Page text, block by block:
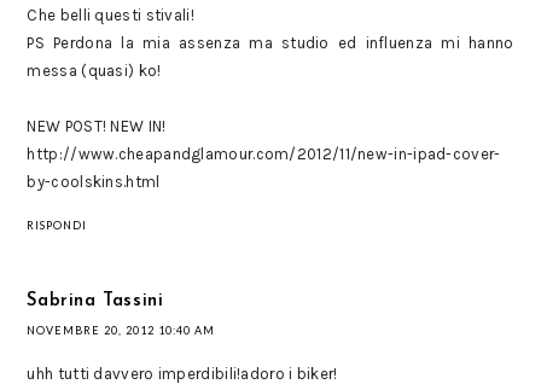
Che belli questi stivali!
PS Perdona la mia assenza ma studio ed influenza mi hanno
messa (quasi) ko!
NEW POST! NEW IN!
http://www.cheapandglamour.com/2012/11/new-in-ipad-cover-
by-coolskins.html
RISPONDI
Sabrina Tassini
NOVEMBRE 20, 2012 10:40 AM
uhh tutti davvero imperdibili!adoro i biker!